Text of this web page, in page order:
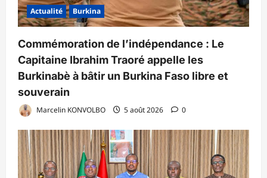
Actualité Burkina
Commémoration de l’indépendance : Le
Capitaine Ibrahim Traoré appelle les
Burkinabè à bâtir un Burkina Faso libre et
souverain
Marcelin KONVOLBO 5 août 2026 0